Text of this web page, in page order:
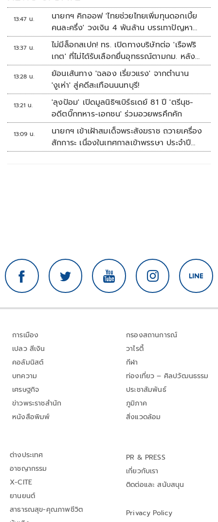
13:47 น.
นายกฯ คิกออฟ 'ไทยช่วยไทยเพิ่มทุนดอกเบี้ย
คนละครึ่ง' วงเงิน 4 พันล้าน บรรเทาปัญหา
ปากท้อง
13:37 น.
ไม่มีล็อกสเปก! ทร. เปิดทางบริษัทต่อ 'เรือฟริ
เกต' ที่ไม่ได้รับเลือกยื่นอุทธรณ์ตามกม. หลัง
เซ็นอนุมัติเรียบร้อย
13:28 น.
ย้อนเส้นทาง 'ฉลอง เรี่ยวแรง' จากตำนาน
'งูเห่า' สู่คดีสะเทือนนนทบุรี!
13:21 น.
'ลุงป้อม' เปิดมูลนิธิฯเบิร์ธเดย์ 81 ปี 'ตรีนุช-
อดีตบิ๊กทหาร-เอกชน' ร่วมอวยพรคึกคัก
13:09 น.
นายกฯ เข้าเฝ้าสมเด็จพระสังฆราช ถวายเครื่อง
สักการะ เนื่องในเทศกาลเข้าพรรษา ประจำปี
2569
การเมือง
เปลว สีเงิน
คอลัมนิสต์
บทความ
เศรษฐกิจ
ข่าวพระราชสำนัก
หนังสือพิมพ์
กรองสถานการณ์
วาไรตี้
กีฬา
ท่องเที่ยว – ศิลปวัฒนธรรม
ประชาสัมพันธ์
ภูมิภาค
สิ่งแวดล้อม
ต่างประเทศ
อาชญากรรม
X-CITE
ยานยนต์
สาธารณสุข-คุณภาพชีวิต
PR & PRESS
เกี่ยวกับเรา
ติดต่อและ สนับสนุน
Privacy Policy